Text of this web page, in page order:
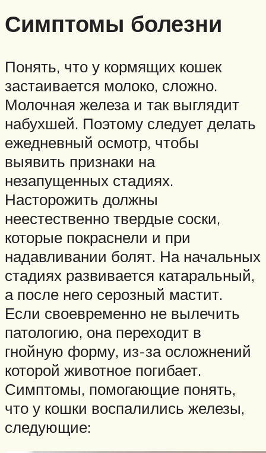
Симптомы болезни
Понять, что у кормящих кошек
застаивается молоко, сложно.
Молочная железа и так выглядит
набухшей. Поэтому следует делать
ежедневный осмотр, чтобы
выявить признаки на
незапущенных стадиях.
Насторожить должны
неестественно твердые соски,
которые покраснели и при
надавливании болят. На начальных
стадиях развивается катаральный,
а после него серозный мастит.
Если своевременно не вылечить
патологию, она переходит в
гнойную форму, из-за осложнений
которой животное погибает.
Симптомы, помогающие понять,
что у кошки воспалились железы,
следующие: